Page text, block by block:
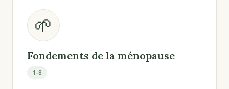
🌱
Fondements de la ménopause
1-8